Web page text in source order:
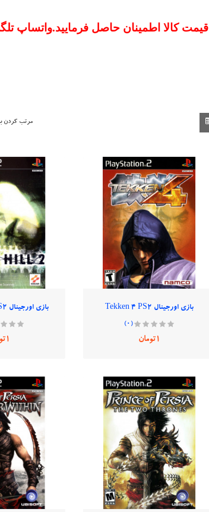
قیمت کالا اطمینان حاصل فرمایید.واتساپ
مرتب کردن
بازی اورجینال Tekken 4 PS2
(0)
1تومان
بازی اورجینال Silent Hill 2 PS2
1تومان